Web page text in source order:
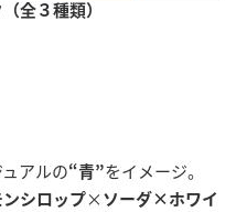
全３種類）
アルの“青”をイメージ。
ンシロップ× ソーダ×ホワイ